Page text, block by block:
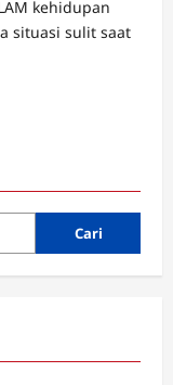
kehidupan
situasi sulit saat
Cari